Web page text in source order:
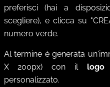
preferisci(hai a
scegliere), e clicca su
numero verde.
Al termine è generata
X 200px) con il
personalizzato.